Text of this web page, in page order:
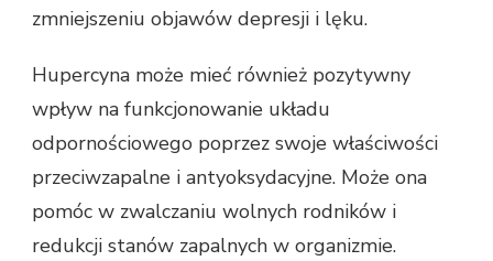
zmniejszeniu objawów depresji i lęku.
Hupercyna może mieć również pozytywny
wpływ na funkcjonowanie układu
odpornościowego poprzez swoje właściwości
przeciwzapalne i antyoksydacyjne. Może ona
pomóc w zwalczaniu wolnych rodników i
redukcji stanów zapalnych w organizmie.